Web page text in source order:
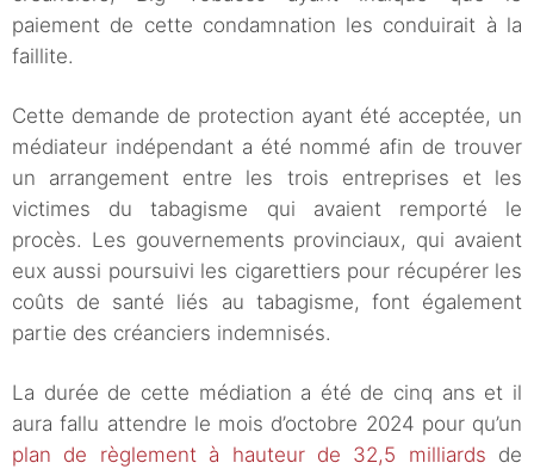
paiement de cette condamnation les conduirait à la
faillite.
Cette demande de protection ayant été acceptée, un
médiateur indépendant a été nommé afin de trouver
un arrangement entre les trois entreprises et les
victimes du tabagisme qui avaient remporté le
procès. Les gouvernements provinciaux, qui avaient
eux aussi poursuivi les cigarettiers pour récupérer les
coûts de santé liés au tabagisme, font également
partie des créanciers indemnisés.
La durée de cette médiation a été de cinq ans et il
aura fallu attendre le mois d’octobre 2024 pour qu’un
plan de règlement à hauteur de 32,5 milliards de